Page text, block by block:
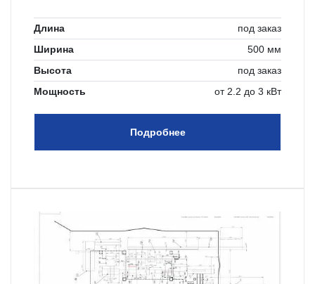
Длина
под заказ
Ширина
500 мм
Высота
под заказ
Мощность
от 2.2 до 3 кВт
Подробнее